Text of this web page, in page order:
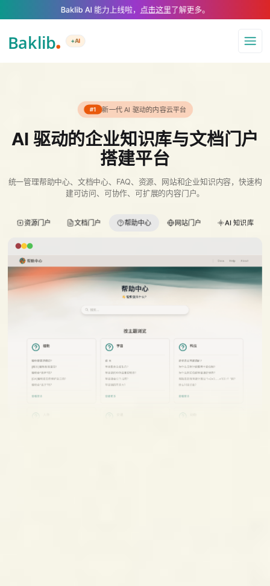
A Markdown version of this page is available at https://
Baklib AI 能力上线啦， 点击这里了解更多。
+AI
导航
#1 新一代 AI 驱动的内容云平台
AI 驱动的企业知识库与文档门户
搭建平台
统一管理帮助中心、文档中心、FAQ、资源、网站和企业知识内容，快速构
建可访问、可协作、可扩展的内容门户。
资源门户 文档门户 帮助中心 网站门户 AI 知识库